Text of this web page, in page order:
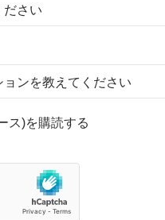
ス)を購読する